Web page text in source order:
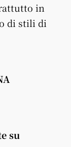
in
di stili di
su